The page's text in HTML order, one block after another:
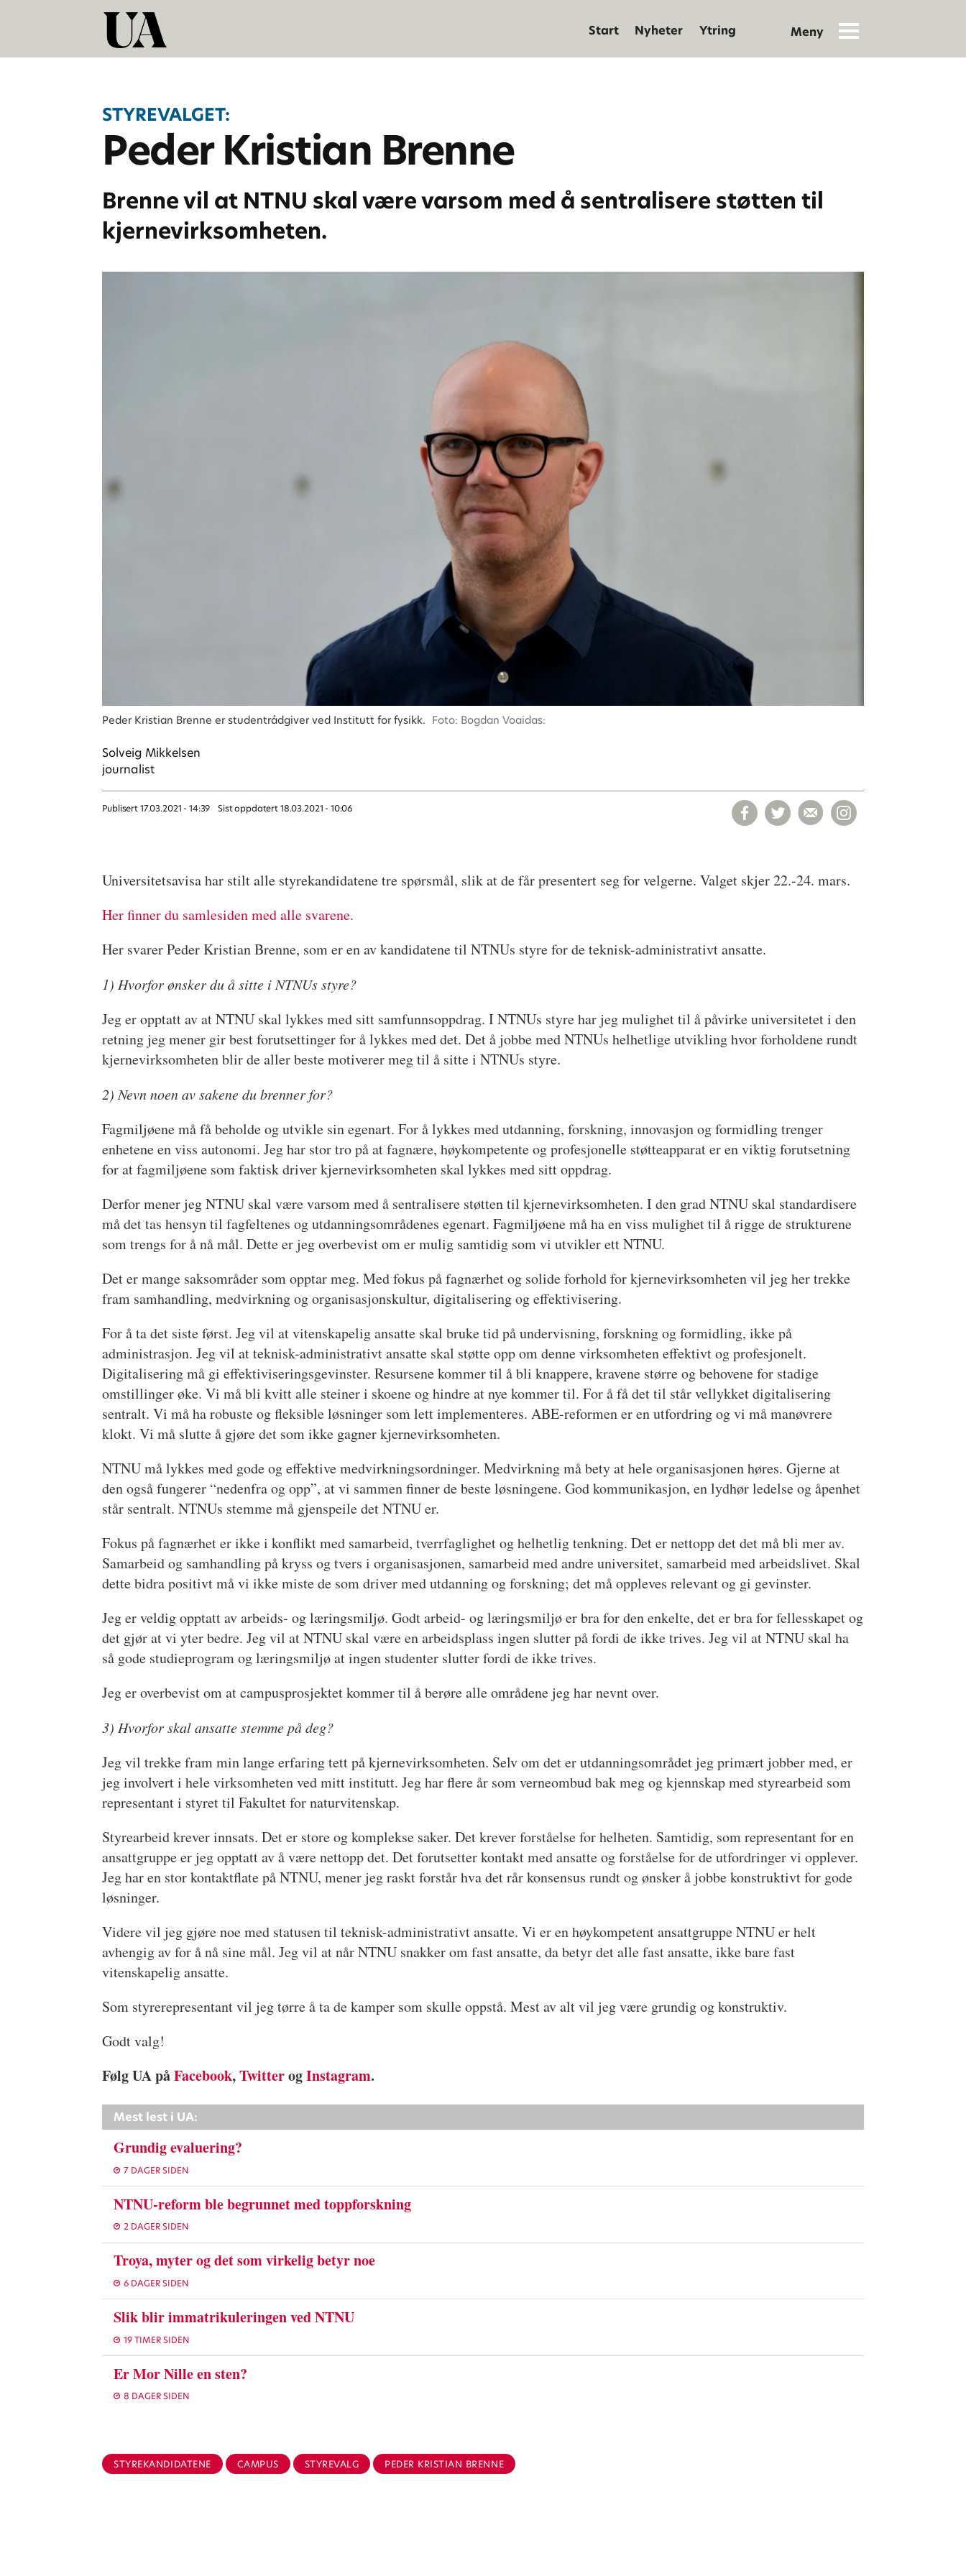
Start Nyheter Ytring
STYREVALGET:
Peder Kristian Brenne
Brenne vil at NTNU skal være varsom med å sentralisere støtten til
kjernevirksomheten.
Peder Kristian Brenne er studentrådgiver ved Institutt for fysikk. Foto: Bogdan Voaidas:
Solveig Mikkelsen
journalist
Publisert 17.03.2021 - 14:39 Sist oppdatert 18.03.2021 - 10:06
Universitetsavisa har stilt alle styrekandidatene tre spørsmål, slik at de får presentert seg for velgerne. Valget skjer 22.-24. mars.
Her finner du samlesiden med alle svarene.
Her svarer Peder Kristian Brenne, som er en av kandidatene til NTNUs styre for de teknisk-administrativt ansatte.
1) Hvorfor ønsker du å sitte i NTNUs styre?
Jeg er opptatt av at NTNU skal lykkes med sitt samfunnsoppdrag. I NTNUs styre har jeg mulighet til å påvirke universitetet i den
retning jeg mener gir best forutsettinger for å lykkes med det. Det å jobbe med NTNUs helhetlige utvikling hvor forholdene rundt
kjernevirksomheten blir de aller beste motiverer meg til å sitte i NTNUs styre.
2) Nevn noen av sakene du brenner for?
Fagmiljøene må få beholde og utvikle sin egenart. For å lykkes med utdanning, forskning, innovasjon og formidling trenger
enhetene en viss autonomi. Jeg har stor tro på at fagnære, høykompetente og profesjonelle støtteapparat er en viktig forutsetning
for at fagmiljøene som faktisk driver kjernevirksomheten skal lykkes med sitt oppdrag.
Derfor mener jeg NTNU skal være varsom med å sentralisere støtten til kjernevirksomheten. I den grad NTNU skal standardisere
må det tas hensyn til fagfeltenes og utdanningsområdenes egenart. Fagmiljøene må ha en viss mulighet til å rigge de strukturene
som trengs for å nå mål. Dette er jeg overbevist om er mulig samtidig som vi utvikler ett NTNU.
Det er mange saksområder som opptar meg. Med fokus på fagnærhet og solide forhold for kjernevirksomheten vil jeg her trekke
fram samhandling, medvirkning og organisasjonskultur, digitalisering og effektivisering.
For å ta det siste først. Jeg vil at vitenskapelig ansatte skal bruke tid på undervisning, forskning og formidling, ikke på
administrasjon. Jeg vil at teknisk-administrativt ansatte skal støtte opp om denne virksomheten effektivt og profesjonelt.
Digitalisering må gi effektiviseringsgevinster. Resursene kommer til å bli knappere, kravene større og behovene for stadige
omstillinger øke. Vi må bli kvitt alle steiner i skoene og hindre at nye kommer til. For å få det til står vellykket digitalisering
sentralt. Vi må ha robuste og fleksible løsninger som lett implementeres. ABE-reformen er en utfordring og vi må manøvrere
klokt. Vi må slutte å gjøre det som ikke gagner kjernevirksomheten.
NTNU må lykkes med gode og effektive medvirkningsordninger. Medvirkning må bety at hele organisasjonen høres. Gjerne at
den også fungerer “nedenfra og opp”, at vi sammen finner de beste løsningene. God kommunikasjon, en lydhør ledelse og åpenhet
står sentralt. NTNUs stemme må gjenspeile det NTNU er.
Fokus på fagnærhet er ikke i konflikt med samarbeid, tverrfaglighet og helhetlig tenkning. Det er nettopp det det må bli mer av.
Samarbeid og samhandling på kryss og tvers i organisasjonen, samarbeid med andre universitet, samarbeid med arbeidslivet. Skal
dette bidra positivt må vi ikke miste de som driver med utdanning og forskning; det må oppleves relevant og gi gevinster.
Jeg er veldig opptatt av arbeids- og læringsmiljø. Godt arbeid- og læringsmiljø er bra for den enkelte, det er bra for fellesskapet og
det gjør at vi yter bedre. Jeg vil at NTNU skal være en arbeidsplass ingen slutter på fordi de ikke trives. Jeg vil at NTNU skal ha
så gode studieprogram og læringsmiljø at ingen studenter slutter fordi de ikke trives.
Jeg er overbevist om at campusprosjektet kommer til å berøre alle områdene jeg har nevnt over.
3) Hvorfor skal ansatte stemme på deg?
Jeg vil trekke fram min lange erfaring tett på kjernevirksomheten. Selv om det er utdanningsområdet jeg primært jobber med, er
jeg involvert i hele virksomheten ved mitt institutt. Jeg har flere år som verneombud bak meg og kjennskap med styrearbeid som
representant i styret til Fakultet for naturvitenskap.
Styrearbeid krever innsats. Det er store og komplekse saker. Det krever forståelse for helheten. Samtidig, som representant for en
ansattgruppe er jeg opptatt av å være nettopp det. Det forutsetter kontakt med ansatte og forståelse for de utfordringer vi opplever.
Jeg har en stor kontaktflate på NTNU, mener jeg raskt forstår hva det rår konsensus rundt og ønsker å jobbe konstruktivt for gode
løsninger.
Videre vil jeg gjøre noe med statusen til teknisk-administrativt ansatte. Vi er en høykompetent ansattgruppe NTNU er helt
avhengig av for å nå sine mål. Jeg vil at når NTNU snakker om fast ansatte, da betyr det alle fast ansatte, ikke bare fast
vitenskapelig ansatte.
Som styrerepresentant vil jeg tørre å ta de kamper som skulle oppstå. Mest av alt vil jeg være grundig og konstruktiv.
Godt valg!
Følg UA påFacebook,TwitterogInstagram.
Mest lest i UA:
Grundig evaluering?
7 DAGER SIDEN
NTNU-reform ble begrunnet med toppforskning
2 DAGER SIDEN
Troya, myter og det som virkelig betyr noe
6 DAGER SIDEN
Slik blir immatrikuleringen ved NTNU
19 TIMER SIDEN
Er Mor Nille en sten?
8 DAGER SIDEN
STYREKANDIDATENE CAMPUS STYREVALG PEDER KRISTIAN BRENNE